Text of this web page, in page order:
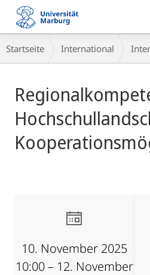
Mobile-
Navigation
Breadcrumb-
Navigation
Startseite International
10. November 2025
10:00 – 12. November